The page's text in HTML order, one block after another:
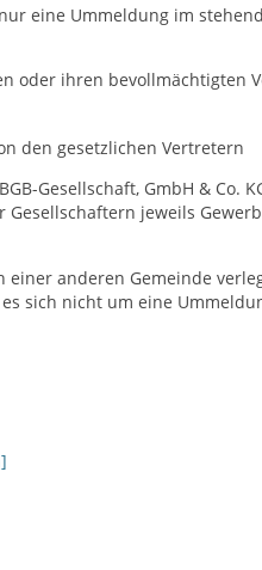
Infos
eine Ummeldung im
oder ihren bevollmächtigten
den gesetzlichen Vertretern
Gesellschaft, GmbH & Co.
jeweils
anderen Gemeinde
sich nicht um eine